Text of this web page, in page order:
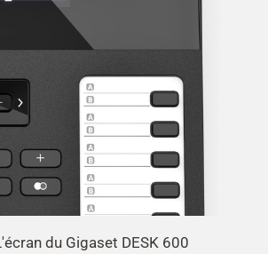
du Gigaset DESK 600